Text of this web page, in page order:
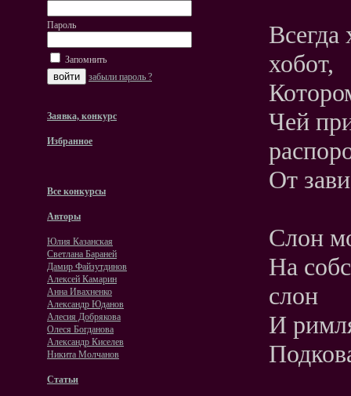
Пароль
Запомнить
забыли пароль ?
Заявка, конкурс
Избранное
Все конкурсы
Авторы
Юлия Казанская
Светлана Бараней
Дамир Файзутдинов
Алексей Камарин
Анна Ивахненко
Александр Юданов
Алесия Добрякова
Олеся Богданова
Александр Киселев
Никита Молчанов
Статьи
Всегда
хобот,
Чей
От
Слон
На
слон
И